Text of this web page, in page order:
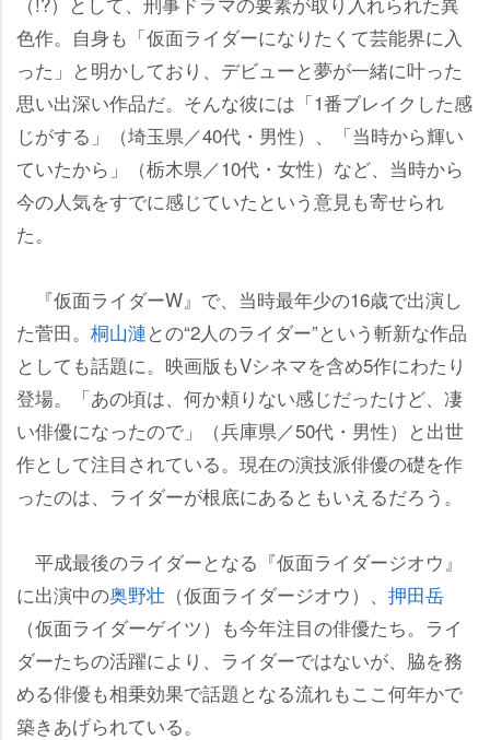
色作。自身も「仮面ライダーになりたくて芸能界に入
った」と明かしており、デビューと夢が一緒に叶った
思い出深い作品だ。そんな彼には「1番ブレイクした感
じがする」（埼玉県／40代・男性）、「当時から輝い
ていたから」（栃木県／10代・女性）など、当時から
今の人気をすでに感じていたという意見も寄せられ
た。
『仮面ライダーW』で、当時最年少の16歳で出演し
た菅田。 桐山漣との“2人のライダー”という斬新な作品
としても話題に。映画版もVシネマを含め5作にわたり
登場。「あの頃は、何か頼りない感じだったけど、凄
い俳優になったので」（兵庫県／50代・男性）と出世
作として注目されている。現在の演技派俳優の礎を作
ったのは、ライダーが根底にあるともいえるだろう。
平成最後のライダーとなる『仮面ライダージオウ』
に出演中の奥野壮 （仮面ライダージオウ）、 押田岳
（仮面ライダーゲイツ）も今年注目の俳優たち。ライ
ダーたちの活躍により、ライダーではないが、脇を務
める俳優も相乗効果で話題となる流れもここ何年かで
築きあげられている。